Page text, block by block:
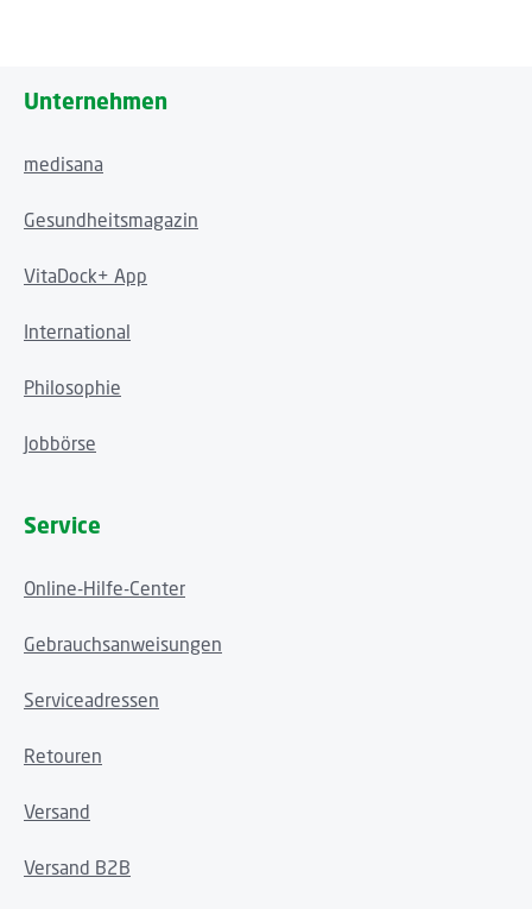
Unternehmen
medisana
Gesundheitsmagazin
VitaDock+ App
International
Philosophie
Jobbörse
Service
Online-Hilfe-Center
Gebrauchsanweisungen
Serviceadressen
Retouren
Versand
Versand B2B